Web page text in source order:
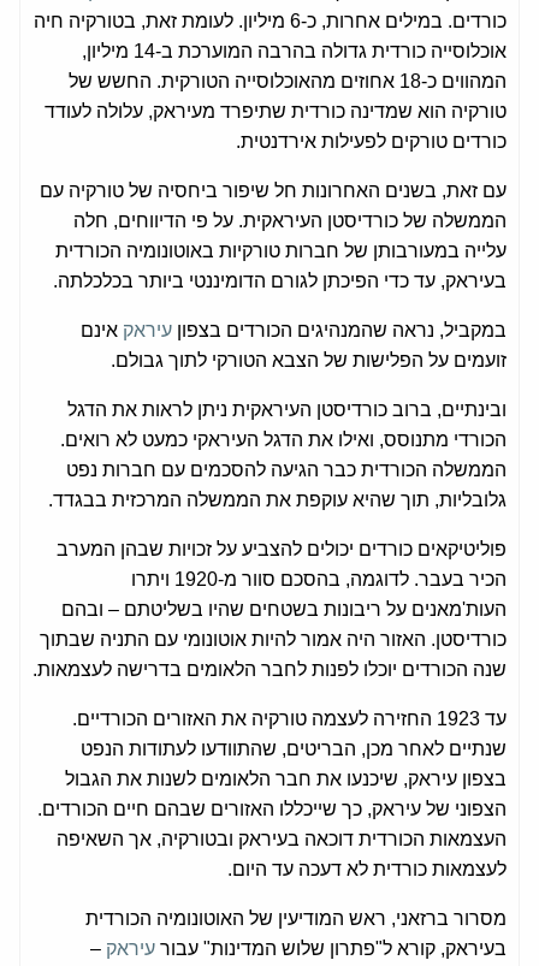
כורדים. במילים אחרות, כ-6 מיליון. לעומת זאת, בטורקיה חיה
אוכלוסייה כורדית גדולה בהרבה המוערכת ב-14 מיליון,
המהווים כ-18 אחוזים מהאוכלוסייה הטורקית. החשש של
טורקיה הוא שמדינה כורדית שתיפרד מעיראק, עלולה לעודד
כורדים טורקים לפעילות אירדנטית.
עם זאת, בשנים האחרונות חל שיפור ביחסיה של טורקיה עם
הממשלה של כורדיסטן העיראקית. על פי הדיווחים, חלה
עלייה במעורבותן של חברות טורקיות באוטונומיה הכורדית
בעיראק, עד כדי הפיכתן לגורם הדומיננטי ביותר בכלכלתה.
במקביל, נראה שהמנהיגים הכורדים בצפון עיראק אינם
זועמים על הפלישות של הצבא הטורקי לתוך גבולם.
ובינתיים, ברוב כורדיסטן העיראקית ניתן לראות את הדגל
הכורדי מתנוסס, ואילו את הדגל העיראקי כמעט לא רואים.
הממשלה הכורדית כבר הגיעה להסכמים עם חברות נפט
גלובליות, תוך שהיא עוקפת את הממשלה המרכזית בבגדד.
פוליטיקאים כורדים יכולים להצביע על זכויות שבהן המערב
הכיר בעבר. לדוגמה, בהסכם סוור מ-1920 ויתרו
העות'מאנים על ריבונות בשטחים שהיו בשליטתם – ובהם
כורדיסטן. האזור היה אמור להיות אוטונומי עם התניה שבתוך
שנה הכורדים יוכלו לפנות לחבר הלאומים בדרישה לעצמאות.
עד 1923 החזירה לעצמה טורקיה את האזורים הכורדיים.
שנתיים לאחר מכן, הבריטים, שהתוודעו לעתודות הנפט
בצפון עיראק, שיכנעו את חבר הלאומים לשנות את הגבול
הצפוני של עיראק, כך שייכללו האזורים שבהם חיים הכורדים.
העצמאות הכורדית דוכאה בעיראק ובטורקיה, אך השאיפה
לעצמאות כורדית לא דעכה עד היום.
מסרור ברזאני, ראש המודיעין של האוטונומיה הכורדית
בעיראק, קורא ל"פתרון שלוש המדינות" עבור עיראק –